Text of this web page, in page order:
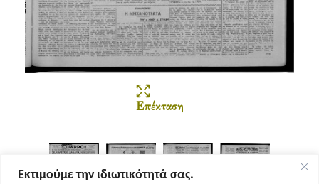
Εκτιμούμε την ιδιωτικότητά σας.
Επέκταση